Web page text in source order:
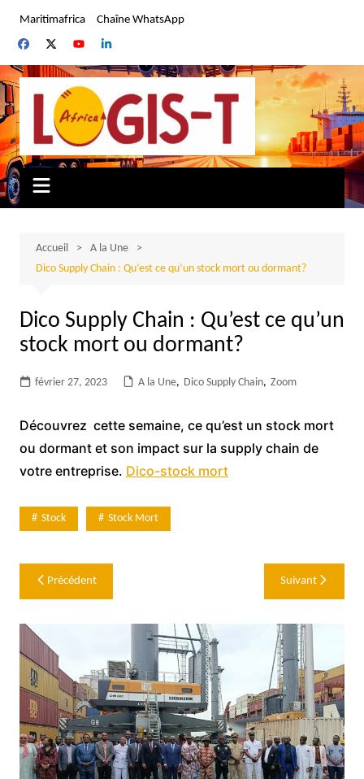
contenu
Maritimafrica Chaîne WhatsApp
Accueil
A la Une
Dico Supply Chain : Qu’est ce qu’un stock mort ou dormant?
Dico Supply Chain : Qu’est ce qu’un
stock mort ou dormant?
février 27, 2023 A la Une, Dico Supply Chain, Zoom
Découvrez cette semaine, ce qu’est un stock mort
ou dormant et son impact sur la supply chain de
votre entreprise. Dico-stock mort
Stock Stock Mort
Navigation
de
l’article
Précédent Suivant